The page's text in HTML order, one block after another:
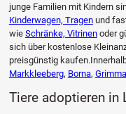
junge Familien mit Kindern
Kinderwagen, Tragenund
wie Schränke, Vitrinenoder
sich über kostenlose
preisgünstig
Markkleeberg, Borna, Grimma
Tiere adoptieren in